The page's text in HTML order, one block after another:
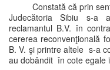
Constată că prin
Judecătoria Sibiu s-a
reclamantul B.V. în
cererea reconvenţională
B. V. şi printre altele s-a
au dobândit în cote egale